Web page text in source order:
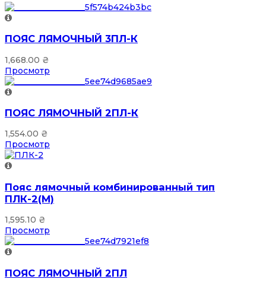
ПОЯС ЛЯМОЧНЫЙ 3ПЛ-К
1,668.00 ₴
Просмотр
ПОЯС ЛЯМОЧНЫЙ 2ПЛ-К
1,554.00 ₴
Просмотр
Пояс лямочный комбинированный тип
ПЛК-2(М)
1,595.10 ₴
Просмотр
ПОЯС ЛЯМОЧНЫЙ 2ПЛ